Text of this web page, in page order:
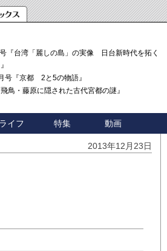
『台湾「麗しの島」の実像 日台新時代を拓く「3
号『京都 2と5の物語』
鳥・藤原に隠された古代宮都の謎』
ライフ 特集 動画
2013年12月23日